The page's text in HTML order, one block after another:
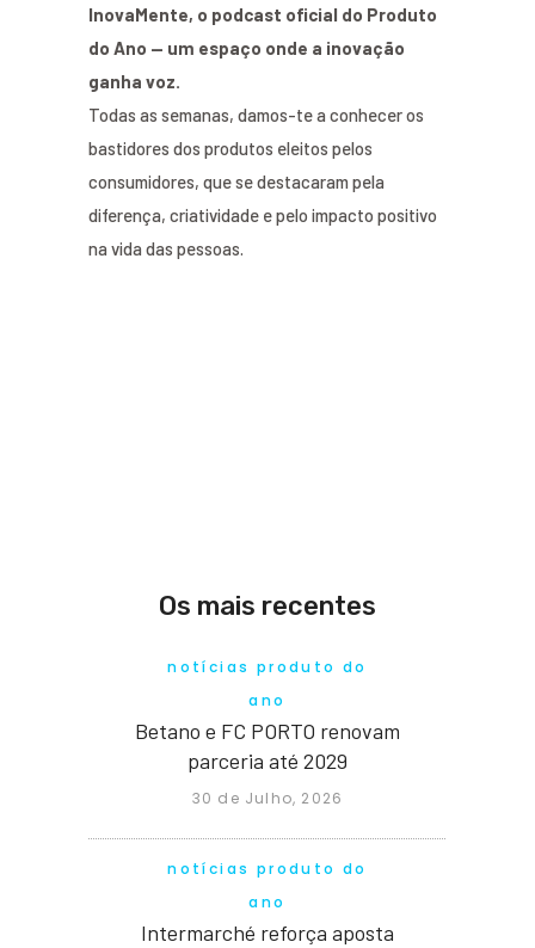
InovaMente, o podcast oficial do Produto
do Ano — um espaço onde a inovação
ganha voz.
Todas as semanas, damos-te a conhecer os
bastidores dos produtos eleitos pelos
consumidores, que se destacaram pela
diferença, criatividade e pelo impacto positivo
na vida das pessoas.
Os mais recentes
notícias produto do
ano
Betano e FC PORTO renovam
parceria até 2029
30 de Julho, 2026
notícias produto do
ano
Intermarché reforça aposta